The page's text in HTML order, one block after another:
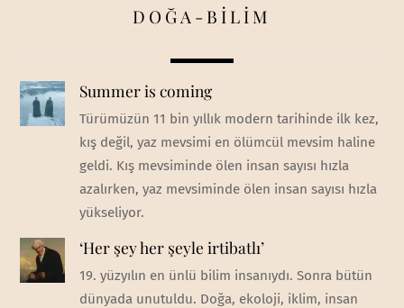
DOĞA-BİLİM
Summer is coming
Türümüzün 11 bin yıllık modern tarihinde ilk kez,
kış değil, yaz mevsimi en ölümcül mevsim haline
geldi. Kış mevsiminde ölen insan sayısı hızla
azalırken, yaz mevsiminde ölen insan sayısı hızla
yükseliyor.
‘Her şey her şeyle irtibatlı’
19. yüzyılın en ünlü bilim insanıydı. Sonra bütün
dünyada unutuldu. Doğa, ekoloji, iklim, insan